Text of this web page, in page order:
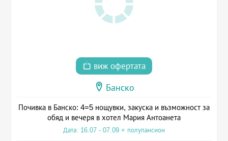
виж офертата
Банско
Почивка в Банско: 4=5 нощувки, закуска и възможност за
обяд и вечеря в хотел Мария Антоанета
Дата: 16.07 - 07.09 + полупансион